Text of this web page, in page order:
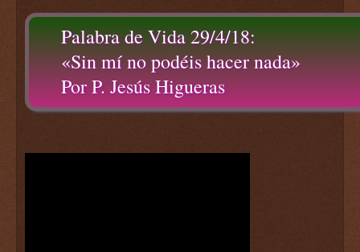
Palabra de Vida 29/4/18:
«Sin mí no podéis hacer nada»
Por P. Jesús Higueras